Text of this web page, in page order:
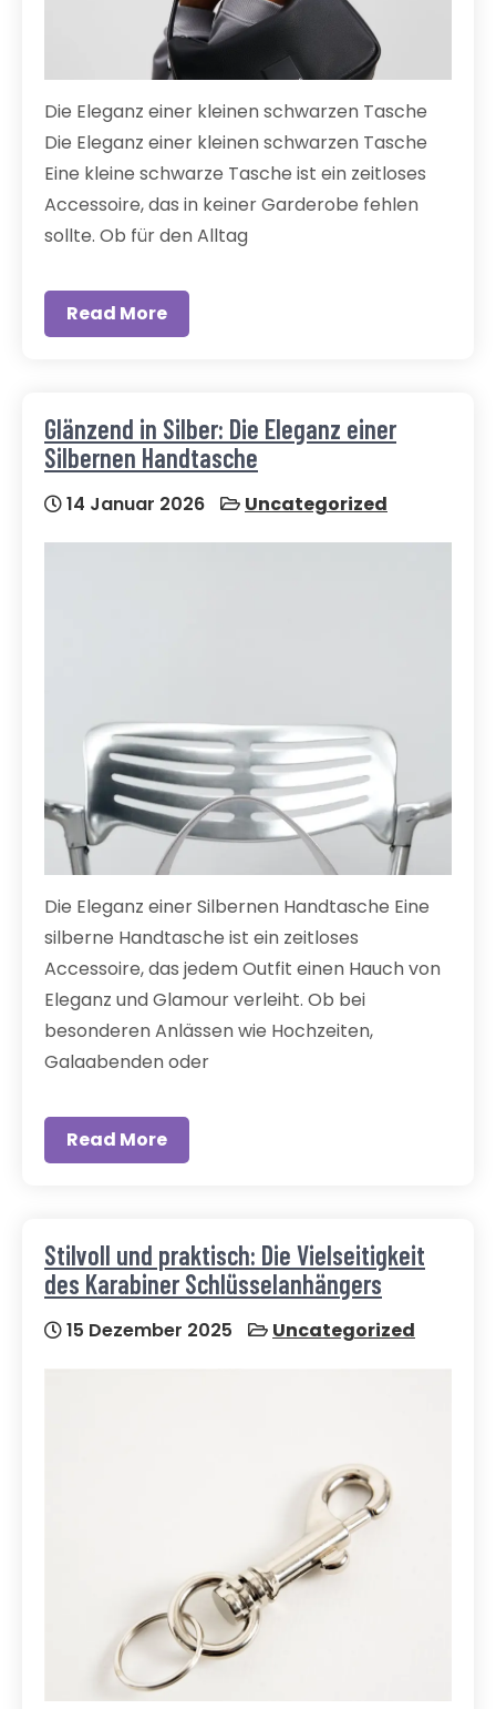
Die Eleganz einer kleinen schwarzen Tasche
Die Eleganz einer kleinen schwarzen Tasche
Eine kleine schwarze Tasche ist ein zeitloses
Accessoire, das in keiner Garderobe fehlen
sollte. Ob für den Alltag
Read More
Glänzend in Silber: Die Eleganz einer
Silbernen Handtasche
14 Januar 2026 Uncategorized
Die Eleganz einer Silbernen Handtasche Eine
silberne Handtasche ist ein zeitloses
Accessoire, das jedem Outfit einen Hauch von
Eleganz und Glamour verleiht. Ob bei
besonderen Anlässen wie Hochzeiten,
Galaabenden oder
Read More
Stilvoll und praktisch: Die Vielseitigkeit
des Karabiner Schlüsselanhängers
15 Dezember 2025 Uncategorized